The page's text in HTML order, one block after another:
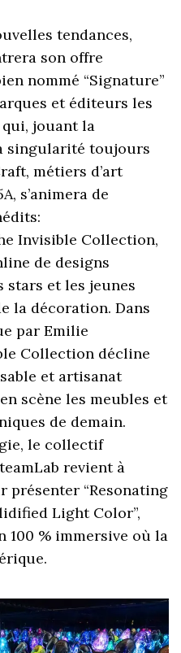
tendances,
son offre
nommé “Signature”
et éditeurs les
jouant la
singularité toujours
métiers d’art
s’animera de
Invisible Collection,
de designs
stars et les jeunes
la décoration. Dans
par Emilie
Collection décline
et artisanat
scène les meubles et
de demain.
le collectif
revient à
présenter “Resonating
Light Color”,
% immersive où la